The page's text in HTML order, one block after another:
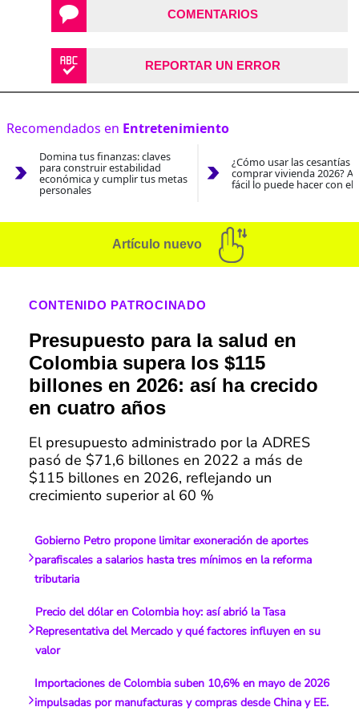
COMENTARIOS
REPORTAR UN ERROR
Recomendados en Entretenimiento
Domina tus finanzas: claves
para construir estabilidad
económica y cumplir tus metas
personales
¿Cómo usar las cesantías
comprar vivienda 2026?
fácil lo puede hacer con el
Artículo nuevo
CONTENIDO PATROCINADO
Presupuesto para la salud en
Colombia supera los $115
billones en 2026: así ha crecido
en cuatro años
El presupuesto administrado por la ADRES
pasó de $71,6 billones en 2022 a más de
$115 billones en 2026, reflejando un
crecimiento superior al 60 %
Gobierno Petro propone limitar exoneración de aportes
parafiscales a salarios hasta tres mínimos en la reforma
tributaria
Precio del dólar en Colombia hoy: así abrió la Tasa
Representativa del Mercado y qué factores influyen en su
valor
Importaciones de Colombia suben 10,6% en mayo de 2026
impulsadas por manufacturas y compras desde China y EE.